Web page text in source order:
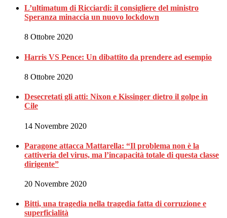
L’ultimatum di Ricciardi: il consigliere del ministro
Speranza minaccia un nuovo lockdown
8 Ottobre 2020
Harris VS Pence: Un dibattito da prendere ad esempio
8 Ottobre 2020
Desecretati gli atti: Nixon e Kissinger dietro il golpe in
Cile
14 Novembre 2020
Paragone attacca Mattarella: “Il problema non è la
cattiveria del virus, ma l’incapacità totale di questa classe
dirigente”
20 Novembre 2020
Bitti, una tragedia nella tragedia fatta di corruzione e
superficialità